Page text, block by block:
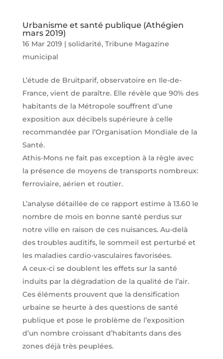
Urbanisme et santé publique (Athégien
mars 2019)
16 Mar 2019 | solidarité, Tribune Magazine
municipal
L’étude de Bruitparif, observatoire en Ile-de-
France, vient de paraître. Elle révèle que 90% des
habitants de la Métropole souffrent d’une
exposition aux décibels supérieure à celle
recommandée par l’Organisation Mondiale de la
Santé.
Athis-Mons ne fait pas exception à la règle avec
la présence de moyens de transports nombreux:
ferroviaire, aérien et routier.
L’analyse détaillée de ce rapport estime à 13.60 le
nombre de mois en bonne santé perdus sur
notre ville en raison de ces nuisances. Au-delà
des troubles auditifs, le sommeil est perturbé et
les maladies cardio-vasculaires favorisées.
A ceux-ci se doublent les effets sur la santé
induits par la dégradation de la qualité de l’air.
Ces éléments prouvent que la densification
urbaine se heurte à des questions de santé
publique et pose le problème de l’exposition
d’un nombre croissant d’habitants dans des
zones déjà très peuplées.